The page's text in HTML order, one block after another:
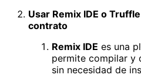
Usar Remix IDE o
contrato
Remix IDE es una
permite compilar y
sin necesidad de